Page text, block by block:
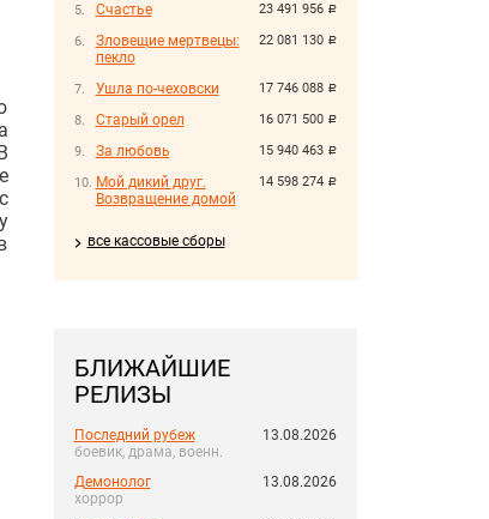
23 491 956 руб.
Счастье
22 081 130 руб.
Зловещие мертвецы:
пекло
17 746 088 руб.
Ушла по-чеховски
16 071 500 руб.
Старый орел
15 940 463 руб.
За любовь
14 598 274 руб.
Мой дикий друг.
Возвращение домой
все кассовые сборы
БЛИЖАЙШИЕ
РЕЛИЗЫ
Последний рубеж
боевик, драма, военн.
13.08.2026
Демонолог
хоррор
13.08.2026